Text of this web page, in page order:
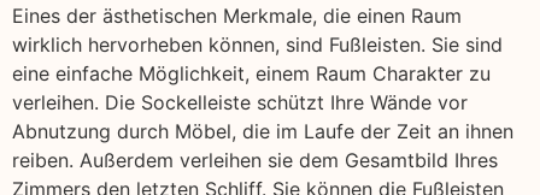
Eines der ästhetischen Merkmale, die einen Raum
wirklich hervorheben können, sind Fußleisten. Sie sind
eine einfache Möglichkeit, einem Raum Charakter zu
verleihen. Die Sockelleiste schützt Ihre Wände vor
Abnutzung durch Möbel, die im Laufe der Zeit an ihnen
reiben. Außerdem verleihen sie dem Gesamtbild Ihres
Zimmers den letzten Schliff. Sie können die Fußleisten